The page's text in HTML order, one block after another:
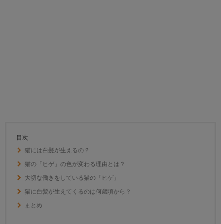
目次
猫には白髪が生えるの？
猫の「ヒゲ」の色が変わる理由とは？
大切な働きをしている猫の「ヒゲ」
猫に白髪が生えてくるのは何歳頃から？
まとめ